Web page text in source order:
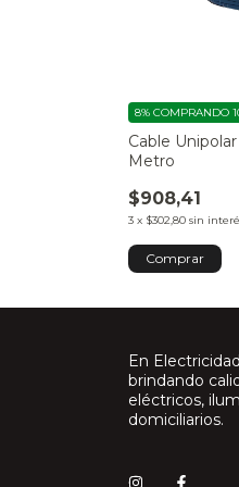
Cable
Metro
$908,41
3 x $302,80 sin
8% COMPRANDO
Comprar
En
brindando
eléctricos,
domiciliarios.